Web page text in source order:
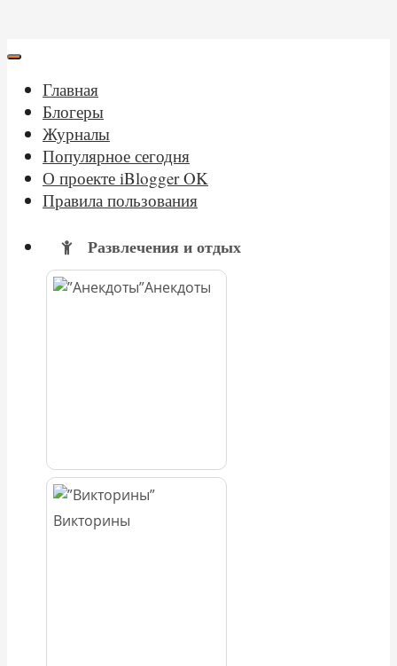
Главная
Блогеры
Журналы
Популярное сегодня
О проекте iBlogger OK
Правила пользования
Развлечения и отдых
Анекдоты
Викторины